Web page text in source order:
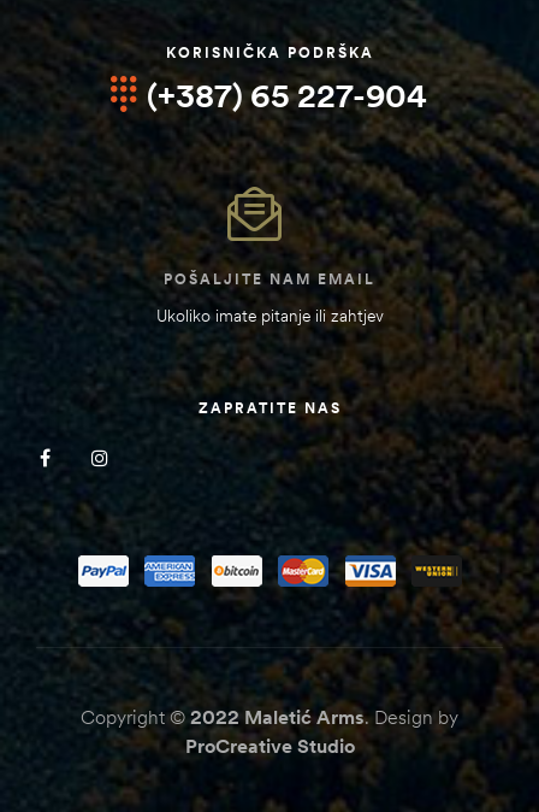
KORISNIČKA PODRŠKA
(+387) 65 227-904
POŠALJITE NAM EMAIL
Ukoliko imate pitanje ili zahtjev
ZAPRATITE NAS
Copyright © 2022 Maletić Arms. Design by
ProCreative Studio